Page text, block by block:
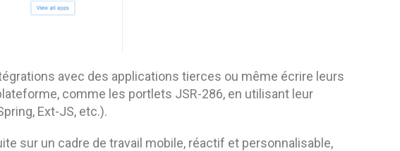
avec des applications tierces ou même écrire leurs
comme les portlets JSR-286, en utilisant leur
Ext-JS, etc.).
sur un cadre de travail mobile, réactif et personnalisable,